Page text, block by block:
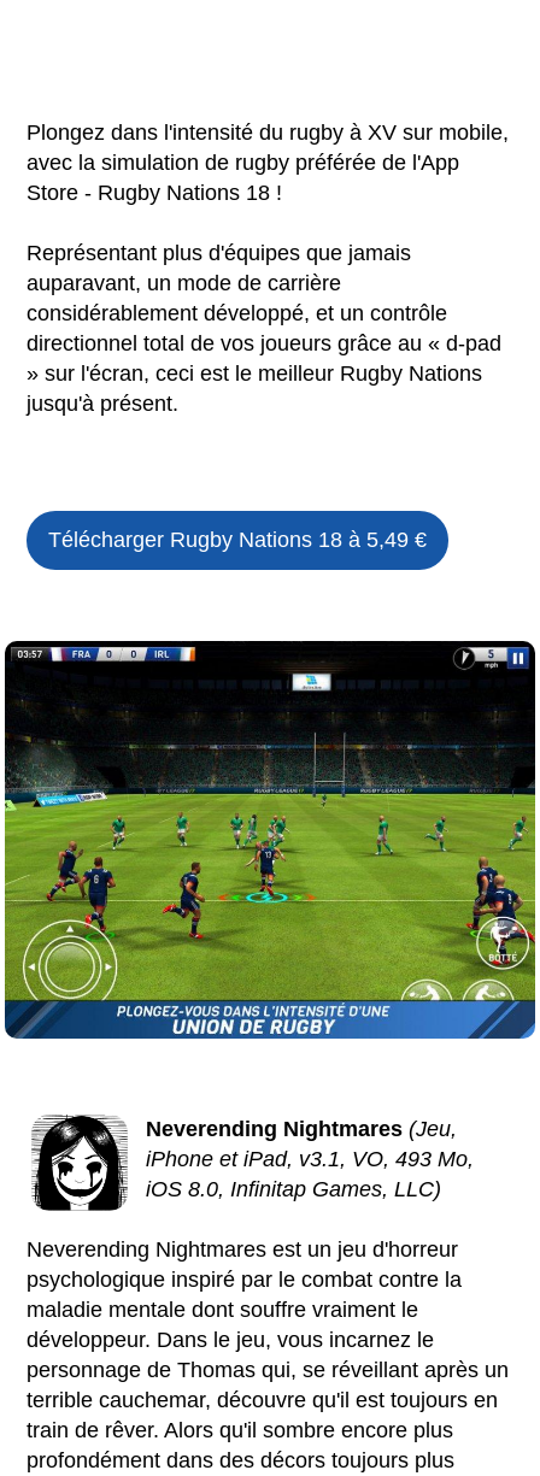
Plongez dans l'intensité du rugby à XV sur mobile,
avec la simulation de rugby préférée de l'App
Store - Rugby Nations 18 !
Représentant plus d'équipes que jamais
auparavant, un mode de carrière
considérablement développé, et un contrôle
directionnel total de vos joueurs grâce au « d-pad
» sur l'écran, ceci est le meilleur Rugby Nations
jusqu'à présent.
Télécharger Rugby Nations 18 à 5,49 €
Neverending Nightmares (Jeu,
iPhone et iPad, v3.1, VO, 493 Mo,
iOS 8.0, Infinitap Games, LLC)
Neverending Nightmares est un jeu d'horreur
psychologique inspiré par le combat contre la
maladie mentale dont souffre vraiment le
développeur. Dans le jeu, vous incarnez le
personnage de Thomas qui, se réveillant après un
terrible cauchemar, découvre qu'il est toujours en
train de rêver. Alors qu'il sombre encore plus
profondément dans des décors toujours plus